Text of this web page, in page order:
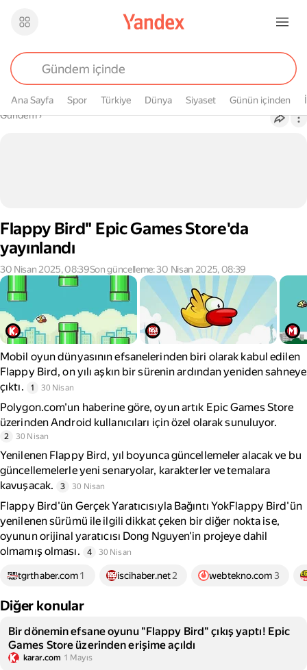
Ana Sayfa Spor Türkiye Dünya Siyaset Günün içinden
Buradasın
Gündem›
Flappy Bird" Epic Games Store'da
yayınlandı
30 Nisan 2025, 08:39Son güncelleme: 30 Nisan 2025, 08:39
Mobil oyun dünyasının efsanelerinden biri olarak kabul edilen
Flappy Bird, on yılı aşkın bir sürenin ardından yeniden sahneye
çıktı.
1 30 Nisan
Polygon.com'un haberine göre, oyun artık Epic Games Store
üzerinden Android kullanıcıları için özel olarak sunuluyor.
2 30 Nisan
Yenilenen Flappy Bird, yıl boyunca güncellemeler alacak ve bu
güncellemelerle yeni senaryolar, karakterler ve temalara
kavuşacak.
3 30 Nisan
Flappy Bird'ün Gerçek Yaratıcısıyla Bağıntı YokFlappy Bird'ün
yenilenen sürümü ile ilgili dikkat çeken bir diğer nokta ise,
oyunun orijinal yaratıcısı Dong Nguyen'in projeye dahil
olmamış olması.
4 30 Nisan
tgrthaber.com1 iscihaber.net2 webtekno.com3
Diğer konular
Bir dönemin efsane oyunu "Flappy Bird" çıkış yaptı! Epic
Games Store üzerinden erişime açıldı
karar.com 1 Mayıs